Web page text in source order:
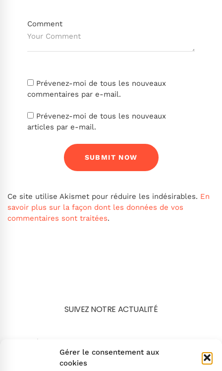
Gérer le consentement aux
cookies
Comment
Prévenez-moi de tous les nouveaux
commentaires par e-mail.
Prévenez-moi de tous les nouveaux
articles par e-mail.
Ce site utilise Akismet pour réduire les indésirables. En
savoir plus sur la façon dont les données de vos
commentaires sont traitées.
SUIVEZ NOTRE ACTUALITÉ
Search